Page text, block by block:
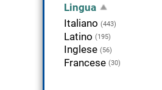
Lingua
Italiano (443)
Latino (195)
Inglese (56)
Francese (30)